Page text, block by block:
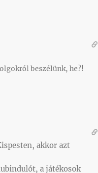
beszélünk, he?!
akkor azt
a játékosok